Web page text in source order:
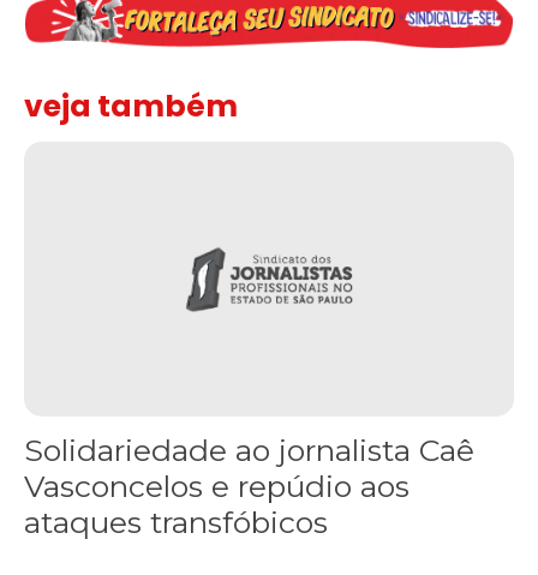
veja também
Solidariedade ao jornalista Caê
Vasconcelos e repúdio aos
ataques transfóbicos